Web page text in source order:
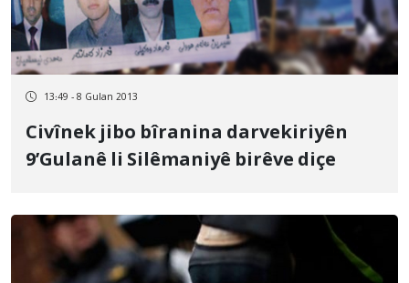
13:49 - 8 Gulan 2013
Civînek jibo bîranina darvekiriyên
9’Gulanê li Silêmaniyê birêve diçe